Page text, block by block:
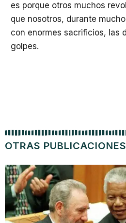
es porque otros muchos
que nosotros, durante mucho
con enormes sacrificios, las
golpes.
OTRAS PUBLICACIONES